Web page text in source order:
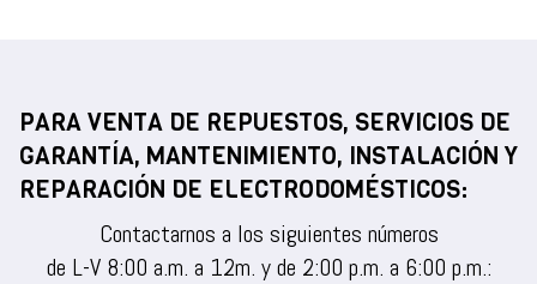
PARA VENTA DE REPUESTOS, SERVICIOS DE
GARANTÍA, MANTENIMIENTO, INSTALACIÓN Y
REPARACIÓN DE ELECTRODOMÉSTICOS:
Contactarnos a los siguientes números
de L-V 8:00 a.m. a 12m. y de 2:00 p.m. a 6:00 p.m.: